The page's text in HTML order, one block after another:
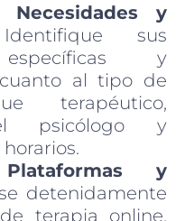
Necesidades y
sus
específicas y
al tipo de
terapéutico,
psicólogo y
y
detenidamente
terapia online,